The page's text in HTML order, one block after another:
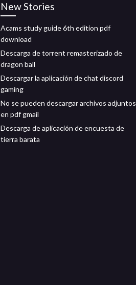
New Stories
Acams study guide 6th edition pdf
download
Descarga de torrent remasterizado de
dragon ball
Descargar la aplicación de chat discord
gaming
No se pueden descargar archivos adjuntos
en pdf gmail
Descarga de aplicación de encuesta de
tierra barata